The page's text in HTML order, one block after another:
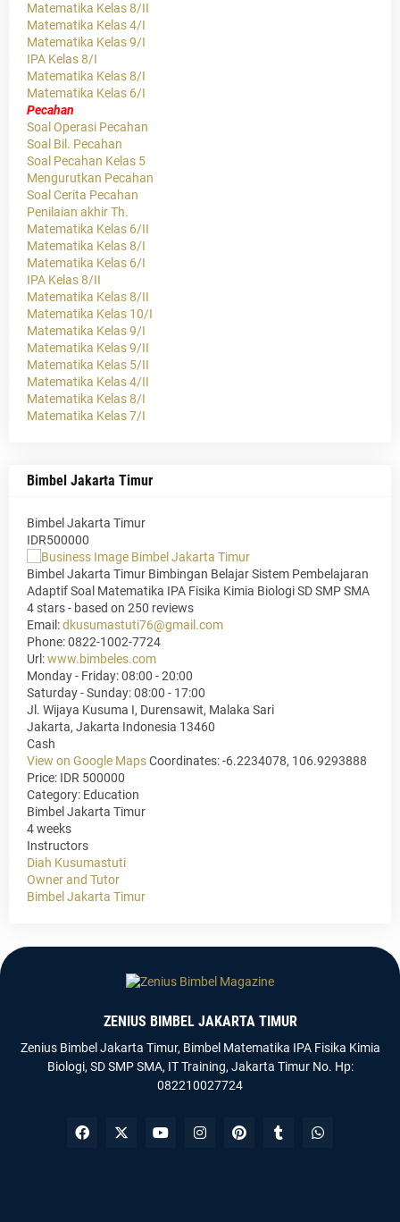
Matematika Kelas 8/II
Matematika Kelas 4/I
Matematika Kelas 9/I
IPA Kelas 8/I
Matematika Kelas 8/I
Matematika Kelas 6/I
Pecahan
Soal Operasi Pecahan
Soal Bil. Pecahan
Soal Pecahan Kelas 5
Mengurutkan Pecahan
Soal Cerita Pecahan
Penilaian akhir Th.
Matematika Kelas 6/II
Matematika Kelas 8/I
Matematika Kelas 6/I
IPA Kelas 8/II
Matematika Kelas 8/II
Matematika Kelas 10/I
Matematika Kelas 9/I
Matematika Kelas 9/II
Matematika Kelas 5/II
Matematika Kelas 4/II
Matematika Kelas 8/I
Matematika Kelas 7/I
Bimbel Jakarta Timur
Bimbel Jakarta Timur
IDR500000
Bimbel Jakarta Timur Bimbingan Belajar Sistem Pembelajaran
Adaptif Soal Matematika IPA Fisika Kimia Biologi SD SMP SMA
4 stars - based on 250 reviews
Email:dkusumastuti76@gmail.com
Phone:0822-1002-7724
Url:www.bimbeles.com
Monday - Friday: 08:00 - 20:00
Saturday - Sunday: 08:00 - 17:00
Jl. Wijaya Kusuma I, Durensawit, Malaka Sari
Jakarta, Jakarta Indonesia 13460
Cash
View on Google MapsCoordinates: -6.2234078, 106.9293888
Price: IDR 500000
Category: Education
Bimbel Jakarta Timur
4 weeks
Instructors
Diah Kusumastuti
Owner and Tutor
Bimbel Jakarta Timur
ZENIUS BIMBEL JAKARTA TIMUR
Zenius Bimbel Jakarta Timur, Bimbel Matematika IPA Fisika Kimia
Biologi, SD SMP SMA, IT Training, Jakarta Timur No. Hp:
082210027724